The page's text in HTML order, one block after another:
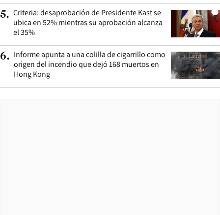
5. Criteria: desaprobación de Presidente Kast se
ubica en 52% mientras su aprobación alcanza
el 35%
6. Informe apunta a una colilla de cigarrillo como
origen del incendio que dejó 168 muertos en
Hong Kong